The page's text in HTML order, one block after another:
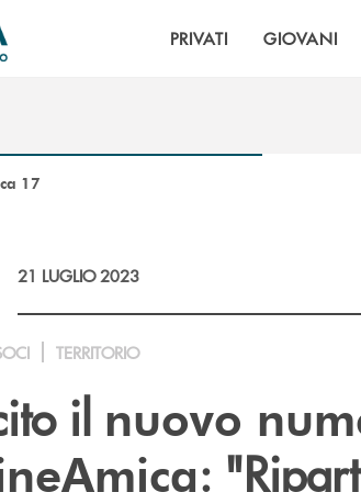
PRIVATI GIOVANI
17
21 LUGLIO 2023
TERRITORIO
il nuovo
: